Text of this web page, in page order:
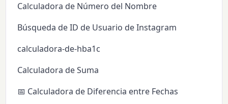
Calculadora de Número del Nombre
Búsqueda de ID de Usuario de Instagram
calculadora-de-hba1c
Calculadora de Suma
📅 Calculadora de Diferencia entre Fechas